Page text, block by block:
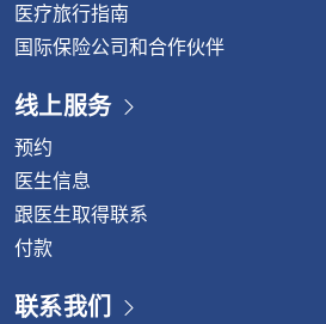
医疗旅行指南
国际保险公司和合作伙伴
线上服务
预约
医生信息
跟医生取得联系
付款
联系我们